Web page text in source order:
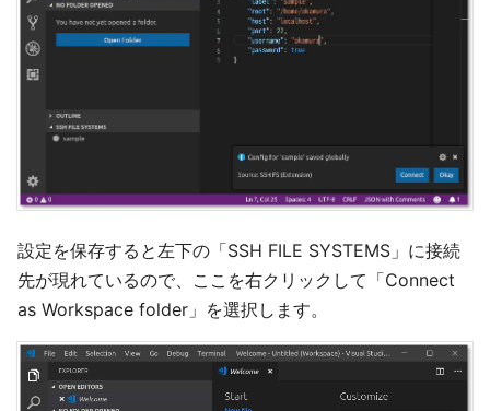
設定を保存すると左下の「SSH FILE SYSTEMS」に接続
先が現れているので、ここを右クリックして「Connect
as Workspace folder」を選択します。